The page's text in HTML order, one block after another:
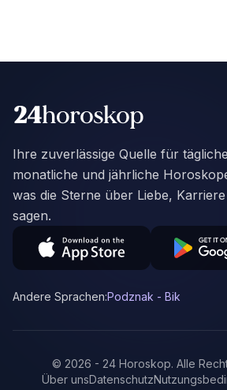
Ihre zuverlässige Quelle für
monatliche und jährliche
was die Sterne über Liebe,
sagen.
Andere Sprachen:Podznak - Bik
© 2026 - 24 Horoskop. Alle
Über unsDatenschutz